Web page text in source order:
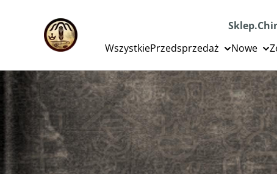
WszystkiePrzedsprzedaż Nowe